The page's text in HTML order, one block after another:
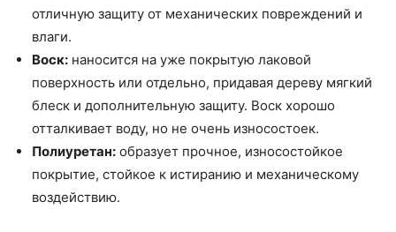
отличную защиту от механических повреждений и
влаги.
Воск: наносится на уже покрытую лаковой
поверхность или отдельно, придавая дереву мягкий
блеск и дополнительную защиту. Воск хорошо
отталкивает воду, но не очень износостоек.
Полиуретан: образует прочное, износостойкое
покрытие, стойкое к истиранию и механическому
воздействию.